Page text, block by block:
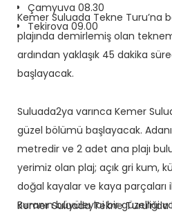
Çamyuva 08.30
Tekirova 09.00
Kemer Suluada Tekne Turu’na
plajında demirlemiş olan
ardından yaklaşık 45 dakika
başlayacak.
Suluada2ya varınca Kemer
güzel bölümü başlayacak.
metredir ve 2 adet ana plajı
yerimiz olan plaj; açık gri kum,
doğal kayalar ve kaya
Buranın büyüleyici bir güzelliği
Kemer Suluada Tekne Turu’nda